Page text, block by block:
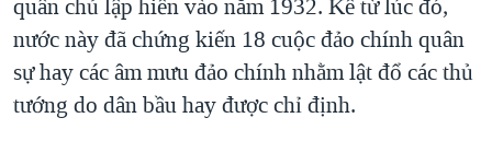
quân chủ lập hiến vào năm 1932. Kể từ lúc đó,
nước này đã chứng kiến 18 cuộc đảo chính quân
sự hay các âm mưu đảo chính nhằm lật đổ các thủ
tướng do dân bầu hay được chỉ định.